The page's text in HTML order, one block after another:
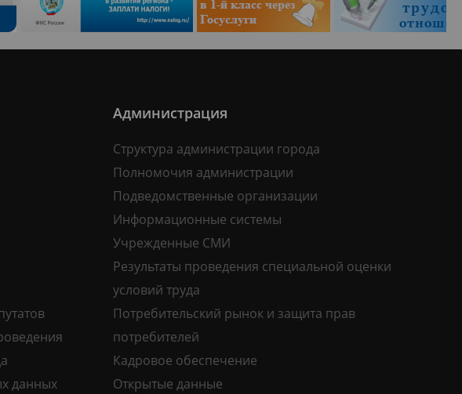
данных
Администрация
Структура администрации города
Полномочия администрации
Подведомственные организации
Информационные системы
Учрежденные СМИ
Результаты проведения специальной оценки
условий труда
Потребительский рынок и защита прав
потребителей
Кадровое обеспечение
Открытые данные